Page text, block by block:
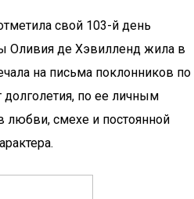
свой 103-й день
Оливия де Хэвилленд жила в
на письма поклонников по
долголетия, по ее личным
любви, смехе и постоянной